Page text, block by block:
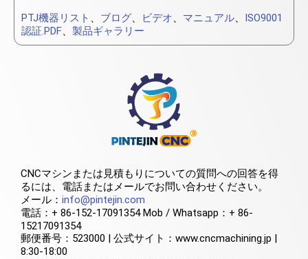
PTJ機器リスト 、 ブログ、 ビデオ、 マニュアル、 ISO9001
認証.PDF、 製品ギャラリー
CNCマシンまたは見積もりについての質問への回答を得
るには、電話またはメールでお問い合わせください。
メール： info@pintejin.com
電話：+ 86-152-17091354 Mob / Whatsapp：+ 86-
15217091354
郵便番号：523000 | 公式サイト：www.cncmachining.jp |
8:30-18:00